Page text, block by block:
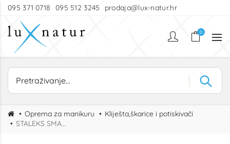
095 371 0718 095 512 3245 prodaja@lux-natur.hr
0
Oprema za manikuru
Kliješta,škarice i potiskivači
STALEKS SMART KLIJEŠTA ZA KOŽICU 10, 5mm